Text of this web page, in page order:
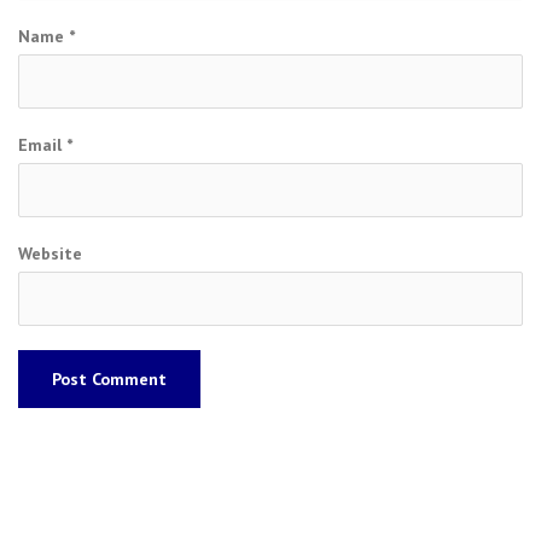
Name *
Email *
Website